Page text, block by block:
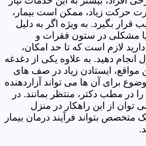
حرکت زیاد، ممکن است بیمار،
بگیرد. به ویژه اگر به دلیل
مشکلی در ستون فقرات و
لازم است که تا حد امکان،
انجام دهید. به علاوه یکی از دغدغه
مواقع، ایستادن زیاد در صف های
برای آن ها می تواند آزاردهنده
در مطب دکتر، منتظر بمانند. در
توان از این راهکار در منزل
متخصص بتواند فرآیند درمان بیمار